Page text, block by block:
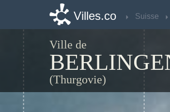
Villes.co Suisse
Ville de
(Thurgovie)
Villes.co Suisse